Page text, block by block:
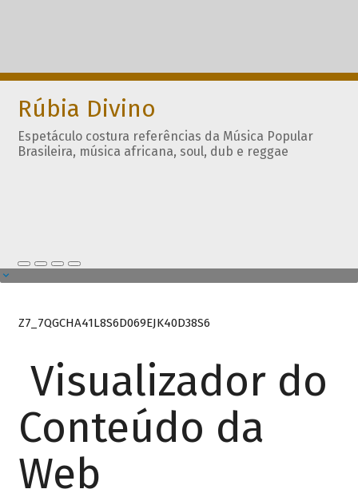
Rúbia Divino
Espetáculo costura referências da Música Popular
Brasileira, música africana, soul, dub e reggae
Z7_7QGCHA41L8S6D069EJK40D38S6
Visualizador do
Conteúdo da
Web